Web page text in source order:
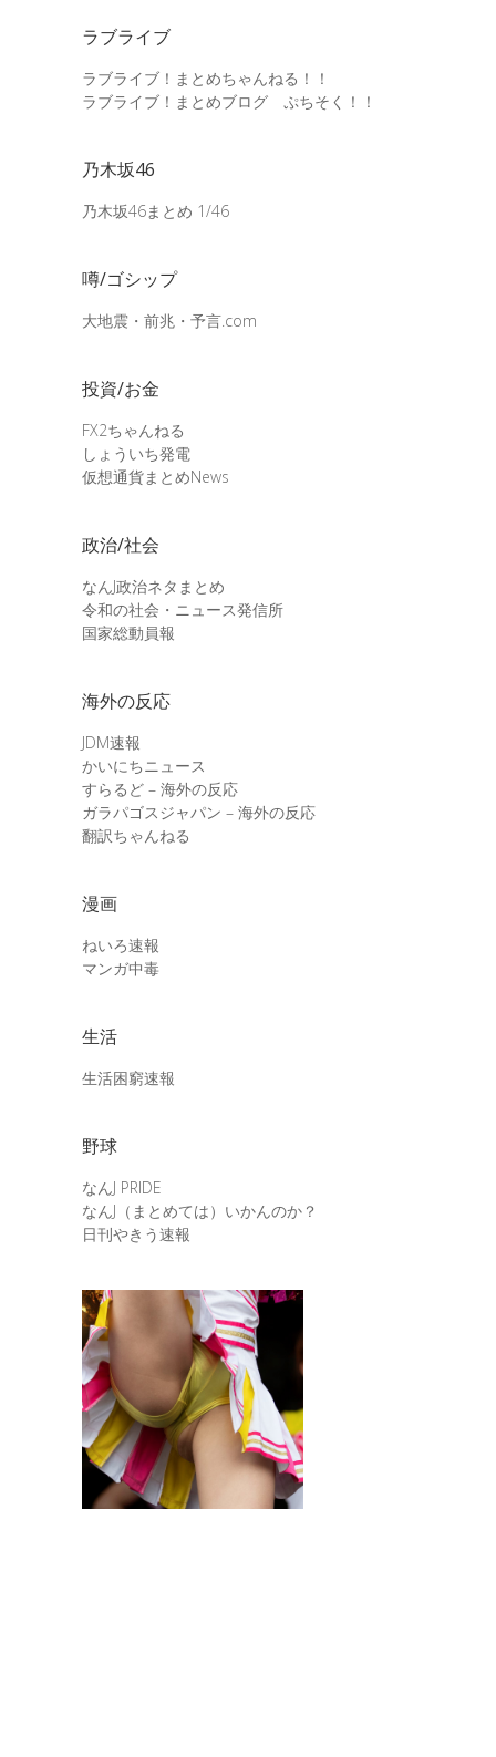
ラブライブ
ラブライブ！まとめちゃんねる！！
ラブライブ！まとめブログ ぷちそく！！
乃木坂46
乃木坂46まとめ 1/46
噂/ゴシップ
大地震・前兆・予言.com
投資/お金
FX2ちゃんねる
しょういち発電
仮想通貨まとめNews
政治/社会
なんJ政治ネタまとめ
令和の社会・ニュース発信所
国家総動員報
海外の反応
JDM速報
かいにちニュース
すらるど – 海外の反応
ガラパゴスジャパン – 海外の反応
翻訳ちゃんねる
漫画
ねいろ速報
マンガ中毒
生活
生活困窮速報
野球
なんJ PRIDE
なんJ（まとめては）いかんのか？
日刊やきう速報